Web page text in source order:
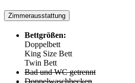
Zimmerausstattung
Bettgrößen:
Doppelbett
King Size Bett
Twin Bett
Bad und WC getrennt
Doppelwaschbecken